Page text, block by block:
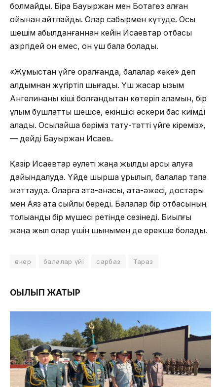
болмайды. Бірақ Бауыржан мен Ботагөз алған
ойынан қайтпайды. Олар сабырмен күтуде. Осы
шешім қабылданғаннан кейін Исаевтар отбасы
қазіргідей он емес, он үш бала болады.
«Жұмыстан үйге оралғанда, балалар «әке» деп
алдымнан жүгіртіп шығады. Үш жасар қызым
Ангелинаны кіші болғандықтан көтеріп аламын, бір
ұлым бушлатты шешсе, екіншісі әскери бас киімді
алады. Осылайша бәріміз тату-тәтті үйге кіреміз»,
— дейді Бауыржан Исаев.
Қазір Исаевтар әулеті жаңа жылды қарсы алуға
дайындалуда. Үйде шырша құрылып, балалар тақпақ
жаттауда. Оларға ата-анасы, ата-әжесі, достары
мен Аяз ата сыйлық береді. Балалар бір отбасының
толыққанды бір мүшесі ретінде сезінеді. Биылғы
жаңа жыл олар үшін шынымен де ерекше болады.
әскер балалар үйі сарбаз Тараз
ОҚЫЛЫП ЖАТЫР